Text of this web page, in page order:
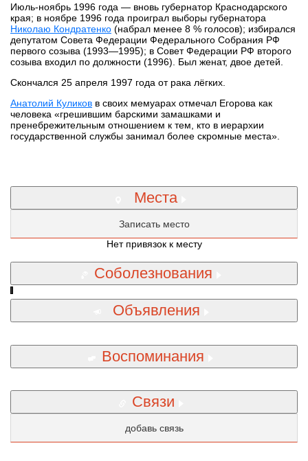
Июль-ноябрь 1996 года — вновь губернатор Краснодарского
края; в ноябре 1996 года проиграл выборы губернатора
Николаю Кондратенко (набрал менее 8 % голосов); избирался
депутатом Совета Федерации Федерального Собрания РФ
первого созыва (1993—1995); в Совет Федерации РФ второго
созыва входил по должности (1996). Был женат, двое детей.
Скончался 25 апреля 1997 года от рака лёгких.
Анатолий Куликов в своих мемуарах отмечал Егорова как
человека «грешившим барскими замашками и
пренебрежительным отношением к тем, кто в иерархии
государственной службы занимал более скромные места».
Места
Записать место
Нет привязок к месту
Соболезнования
Объявления
Воспоминания
Связи
добавь связь